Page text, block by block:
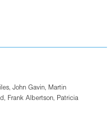
, John Gavin,
Martin
, Frank Albertson,
Patricia